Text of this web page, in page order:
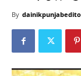
By